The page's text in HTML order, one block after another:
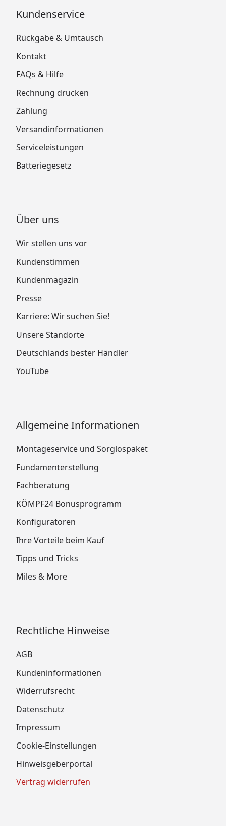
Kundenservice
Rückgabe & Umtausch
Kontakt
FAQs & Hilfe
Rechnung drucken
Zahlung
Versandinformationen
Serviceleistungen
Batteriegesetz
Über uns
Wir stellen uns vor
Kundenstimmen
Kundenmagazin
Presse
Karriere: Wir suchen Sie!
Unsere Standorte
Deutschlands bester Händler
YouTube
Allgemeine Informationen
Montageservice und Sorglospaket
Fundamenterstellung
Fachberatung
KÖMPF24 Bonusprogramm
Konfiguratoren
Ihre Vorteile beim Kauf
Tipps und Tricks
Miles & More
Rechtliche Hinweise
AGB
Kundeninformationen
Widerrufsrecht
Datenschutz
Impressum
Cookie-Einstellungen
Hinweisgeberportal
Vertrag widerrufen